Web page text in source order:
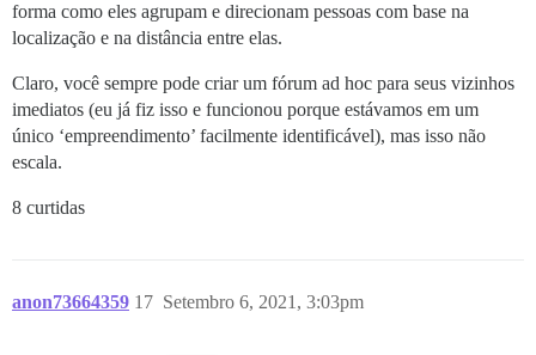
forma como eles agrupam e direcionam pessoas com base na
localização e na distância entre elas.
Claro, você sempre pode criar um fórum ad hoc para seus vizinhos
imediatos (eu já fiz isso e funcionou porque estávamos em um
único ‘empreendimento’ facilmente identificável), mas isso não
escala.
8 curtidas
anon73664359 Setembro 6, 2021, 3:03pm
17